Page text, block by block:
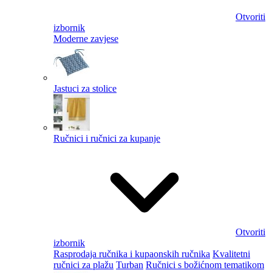
Otvoriti
izbornik
Moderne zavjese
Jastuci za stolice
Ručnici i ručnici za kupanje
Otvoriti
izbornik
Rasprodaja ručnika i kupaonskih ručnika Kvalitetni
ručnici za plažu Turban Ručnici s božićnom tematikom